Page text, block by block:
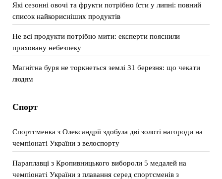
Які сезонні овочі та фрукти потрібно їсти у липні: повний
список найкорисніших продуктів
Не всі продукти потрібно мити: експерти пояснили
приховану небезпеку
Магнітна буря не торкнеться землі 31 березня: що чекати
людям
Спорт
Спортсменка з Олександрії здобула дві золоті нагороди на
чемпіонаті України з велоспорту
Параплавці з Кропивницького вибороли 5 медалей на
чемпіонаті України з плавання серед спортсменів з